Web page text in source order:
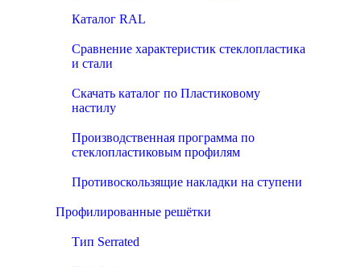
Каталог RAL
Сравнение характеристик стеклопластика
и стали
Скачать каталог по Пластиковому
настилу
Производственная программа по
стеклопластиковым профилям
Противоскользящие накладки на ступени
Профилированные решётки
Тип Serrated